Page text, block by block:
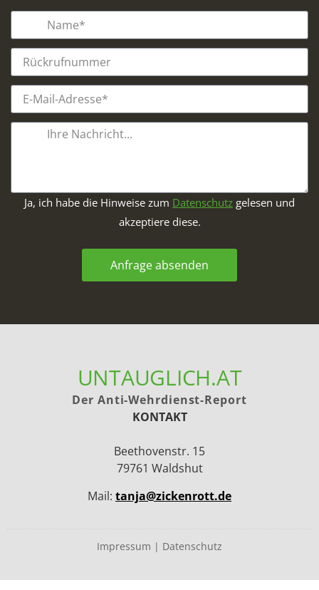
Ja, ich habe die Hinweise zum Datenschutz gelesen und
akzeptiere diese.
Anfrage absenden
UNTAUGLICH.AT
Der Anti-Wehrdienst-Report
KONTAKT
Beethovenstr. 15
79761 Waldshut
Mail: tanja@zickenrott.de
Impressum | Datenschutz